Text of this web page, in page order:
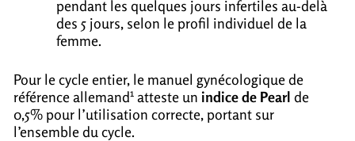
pendant les quelques jours infertiles au-delà
des 5 jours, selon le profil individuel de la
femme.
Pour le cycle entier, le manuel gynécologique de
référence allemand1 atteste un indice de Pearl de
0,5% pour l’utilisation correcte, portant sur
l’ensemble du cycle.